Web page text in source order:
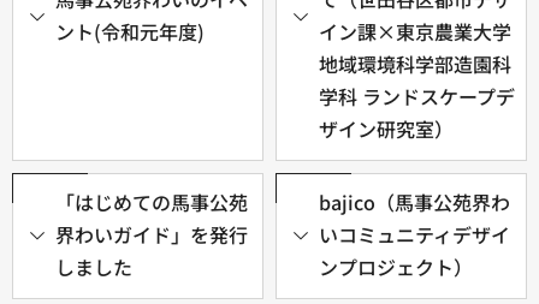
ント(令和元年度)
イン課×東京農業大学
地域環境科学部造園科
学科 ランドスケープデ
ザイン研究室）
「はじめての馬事公苑
界わいガイド」を発行
しました
bajico（馬事公苑界わ
いコミュニティデザイ
ンプロジェクト）